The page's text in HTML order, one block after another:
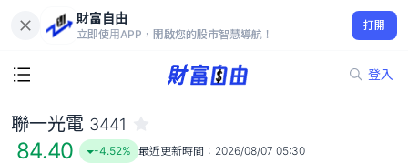
財富自由
立即使用APP，開啟您的股市智慧導航！
打開
登入
84.40
-4.52%
聯一光電 3441
84.40 -4.52% 最近更新時間： 2026/08/07 05:30